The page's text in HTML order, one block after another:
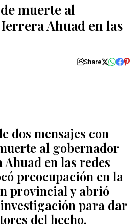
muerte al
Ahuad en las
Share
dos mensajes con
al gobernador
en las redes
preocupación en la
provincial y abrió
para dar
del hecho.